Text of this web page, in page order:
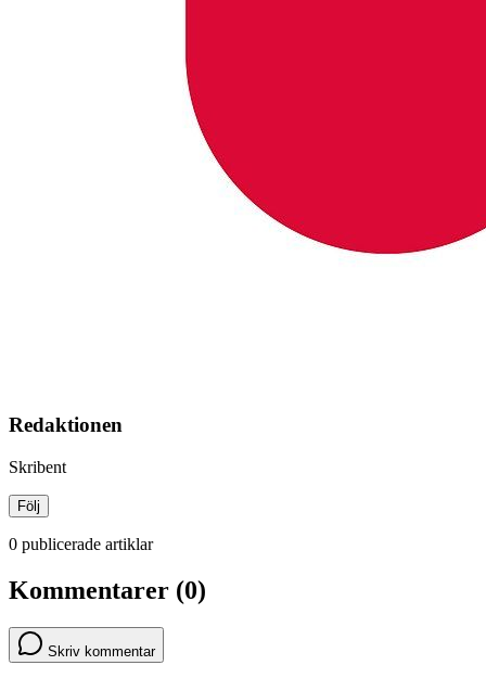
Redaktionen
Skribent
Följ
0 publicerade artiklar
Kommentarer (0)
Skriv kommentar